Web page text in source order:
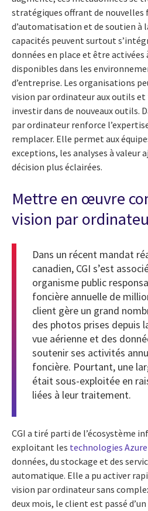
stratégiques offrant de nouvelles
d’automatisation et de soutien à
capacités peuvent surtout
données en place et être activées
disponibles dans les
d’entreprise. Les organisations
vision par ordinateur aux outils
investir dans de nouveaux outils.
par ordinateur renforce
remplacer. Elle permet aux
exceptions, les analyses à valeur
décision plus éclairées.
Mettre en œuvre
vision par
Dans un récent mandat
canadien, CGI s’est
organisme public
foncière annuelle de
client gère un grand
des photos prises depuis
vue aérienne et des
soutenir ses activités
foncière. Pourtant, une
était sous-exploitée en
liées à leur traitement.
CGI a tiré parti de l’écosystème
exploitant les technologies Azure
données, du stockage et des
automatique. Elle a pu activer
vision par ordinateur sans
deux mois, le client est passé